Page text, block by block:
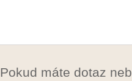
Pokud máte dotaz